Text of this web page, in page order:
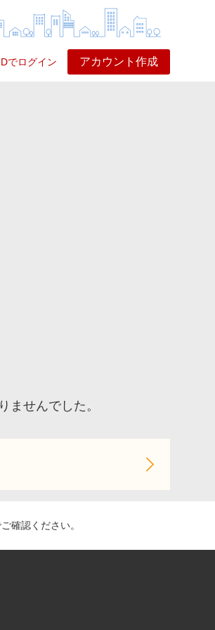
でログイン アカウント作成
ませんでした。
確認ください。